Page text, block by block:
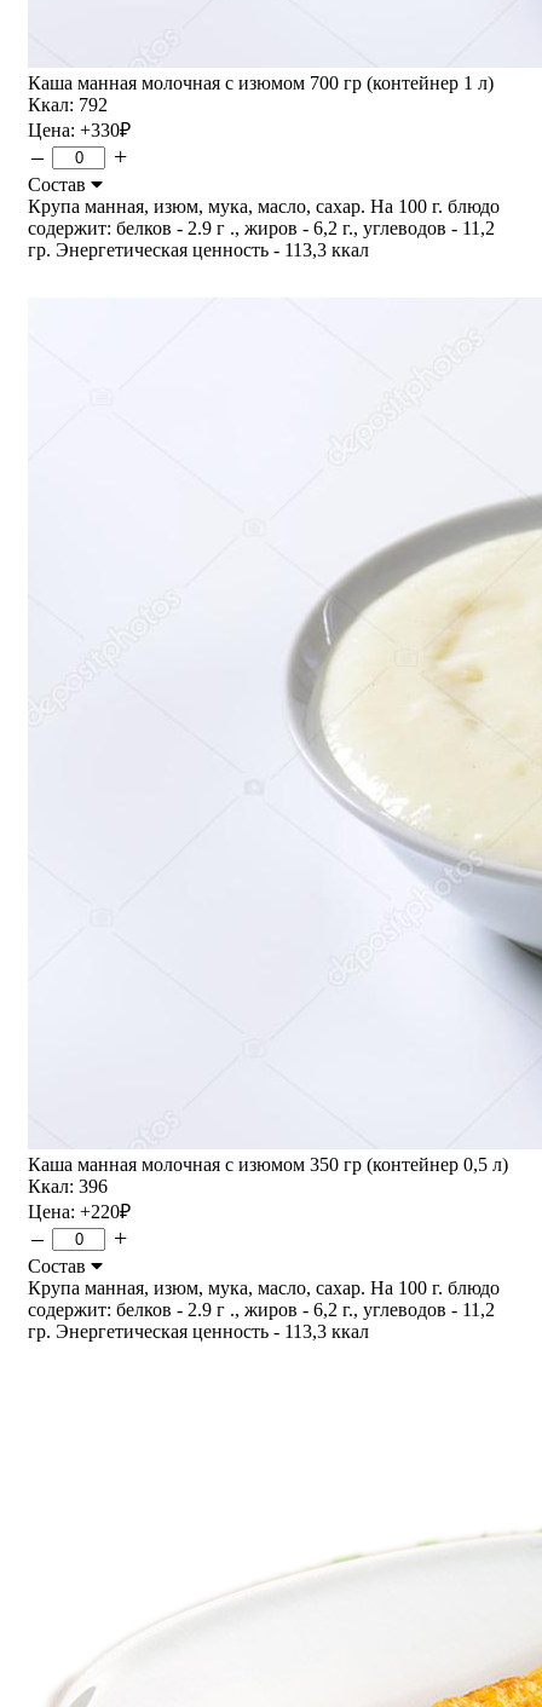
Каша манная молочная с изюмом 700 гр (контейнер 1 л)
Ккал: 792
Цена: +330₽
– +
Состав
Крупа манная, изюм, мука, масло, сахар. На 100 г. блюдо
содержит: белков - 2.9 г ., жиров - 6,2 г., углеводов - 11,2
гр. Энергетическая ценность - 113,3 ккал
Каша манная молочная с изюмом 350 гр (контейнер 0,5 л)
Ккал: 396
Цена: +220₽
– +
Состав
Крупа манная, изюм, мука, масло, сахар. На 100 г. блюдо
содержит: белков - 2.9 г ., жиров - 6,2 г., углеводов - 11,2
гр. Энергетическая ценность - 113,3 ккал